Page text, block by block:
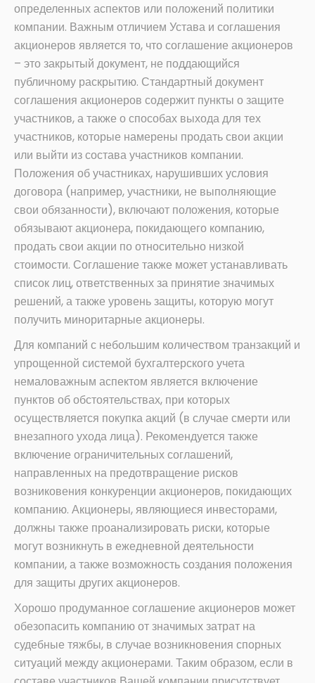
определенных аспектов или положений политики
компании. Важным отличием Устава и соглашения
акционеров является то, что соглашение акционеров
– это закрытый документ, не поддающийся
публичному раскрытию. Стандартный документ
соглашения акционеров содержит пункты о защите
участников, а также о способах выхода для тех
участников, которые намерены продать свои акции
или выйти из состава участников компании.
Положения об участниках, нарушивших условия
договора (например, участники, не выполняющие
свои обязанности), включают положения, которые
обязывают акционера, покидающего компанию,
продать свои акции по относительно низкой
стоимости. Соглашение также может устанавливать
список лиц, ответственных за принятие значимых
решений, а также уровень защиты, которую могут
получить миноритарные акционеры.
Для компаний с небольшим количеством транзакций и
упрощенной системой бухгалтерского учета
немаловажным аспектом является включение
пунктов об обстоятельствах, при которых
осуществляется покупка акций (в случае смерти или
внезапного ухода лица). Рекомендуется также
включение ограничительных соглашений,
направленных на предотвращение рисков
возниковения конкуренции акционеров, покидающих
компанию. Акционеры, являющиеся инвесторами,
должны также проанализировать риски, которые
могут возникнуть в ежедневной деятельности
компании, а также возможность создания положения
для защиты других акционеров.
Хорошо продуманное соглашение акционеров может
обезопасить компанию от значимых затрат на
судебные тяжбы, в случае возникновения спорных
ситуаций между акционерами. Таким образом, если в